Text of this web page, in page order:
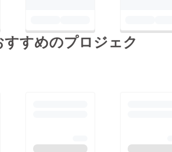
すめのプロジェク